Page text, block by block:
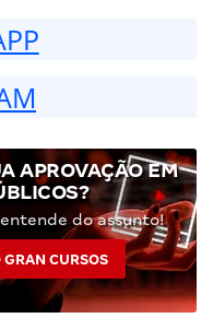
APROVAÇÃO EM
do assunto!
CURSOS